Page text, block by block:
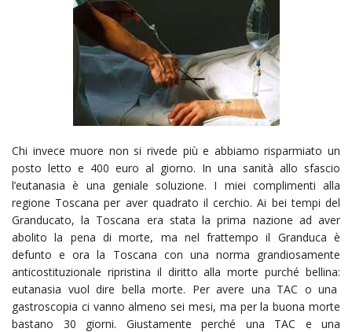
Chi invece muore non si rivede più e abbiamo risparmiato un
posto letto e 400 euro al giorno. In una sanità allo sfascio
l’eutanasia è una geniale soluzione. I miei complimenti alla
regione Toscana per aver quadrato il cerchio. Ai bei tempi del
Granducato, la Toscana era stata la prima nazione ad aver
abolito la pena di morte, ma nel frattempo il Granduca è
defunto e ora la Toscana con una norma grandiosamente
anticostituzionale ripristina il diritto alla morte purché bellina:
eutanasia vuol dire bella morte. Per avere una TAC o una
gastroscopia ci vanno almeno sei mesi, ma per la buona morte
bastano 30 giorni. Giustamente perché una TAC e una